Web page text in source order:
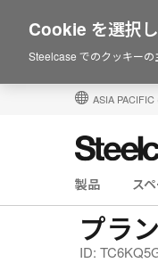
ASIA PACIFIC
製品 ス
プラ
ID:
Cookie を選択し
Steelcase でのクッキーの